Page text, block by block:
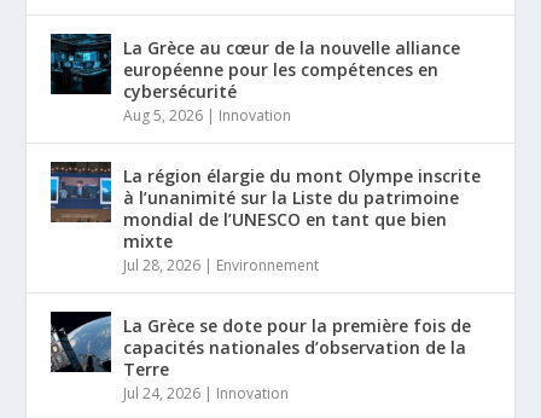
La Grèce au cœur de la nouvelle alliance
européenne pour les compétences en
cybersécurité
Aug 5, 2026 | Innovation
La région élargie du mont Olympe inscrite
à l’unanimité sur la Liste du patrimoine
mondial de l’UNESCO en tant que bien
mixte
Jul 28, 2026 | Environnement
La Grèce se dote pour la première fois de
capacités nationales d’observation de la
Terre
Jul 24, 2026 | Innovation